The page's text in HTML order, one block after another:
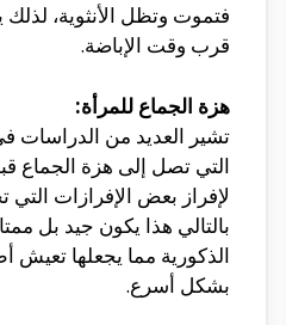
فتموت وتظل الأنثوية،
قرب وقت الإباضة.
هزة الجماع للمرأة:
تشير العديد من الدراسات
التي تصل إلى هزة الجماع
لإفراز بعض الإفرازات
بالتالي هذا يكون جيد بل
الذكورية مما يجعلها
بشكل أسرع.